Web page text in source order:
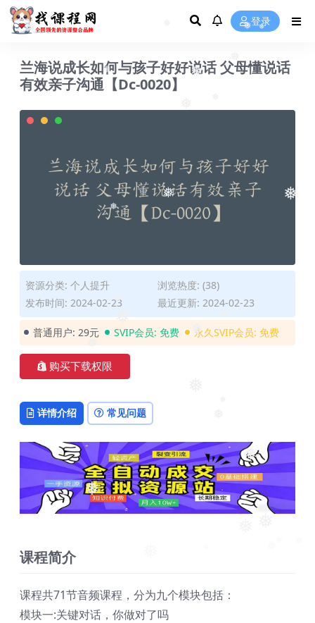
❅
❅
❅
❅
❅
❅
❅
❅
❅
❅
❅
登录
兰海说成长如何与孩子好好说话 父母懂说话
有效亲子沟通【Dc-0020】
资源分类: 个人提升
浏览热度: (38)
发布时间: 2024-02-23
最近更新: 2024-02-23
普通用户: 29元 SVIP会员: 免费 永久SVIP会员: 免费
购买下载权限
详情介绍 常见问题
课程简介
课程共71节音频课程，分为九个模块包括：
模块一:关键对话，你做对了吗